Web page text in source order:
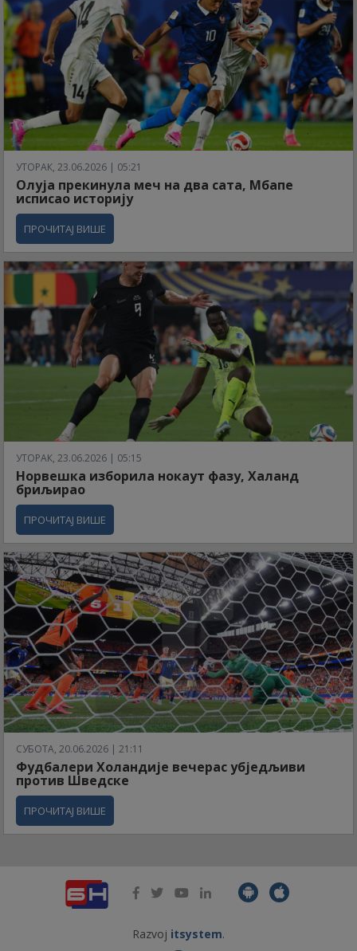
УТОРАК, 23.06.2026 | 05:21
Олуја прекинула меч на два сата, Мбапе
исписао историју
ПРОЧИТАЈ ВИШЕ
УТОРАК, 23.06.2026 | 05:15
Норвешка изборила нокаут фазу, Халанд
бриљирао
ПРОЧИТАЈ ВИШЕ
СУБОТА, 20.06.2026 | 21:11
Фудбалери Холандије вечерас убједљиви
против Шведске
ПРОЧИТАЈ ВИШЕ
Razvoj itsystem.